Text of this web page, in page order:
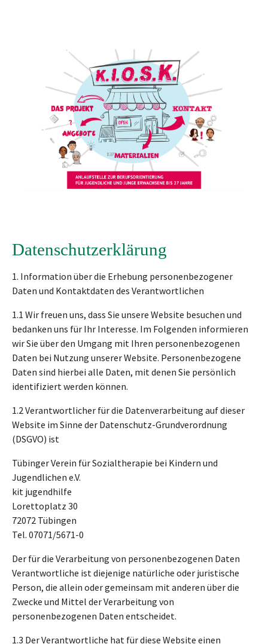
Datenschutzerklärung
1. Information über die Erhebung personenbezogener
Daten und Kontaktdaten des Verantwortlichen
1.1 Wir freuen uns, dass Sie unsere Website besuchen und
bedanken uns für Ihr Interesse. Im Folgenden informieren
wir Sie über den Umgang mit Ihren personenbezogenen
Daten bei Nutzung unserer Website. Personenbezogene
Daten sind hierbei alle Daten, mit denen Sie persönlich
identifiziert werden können.
1.2 Verantwortlicher für die Datenverarbeitung auf dieser
Website im Sinne der Datenschutz-Grundverordnung
(DSGVO) ist
Tübinger Verein für Sozialtherapie bei Kindern und
Jugendlichen e.V.
kit jugendhilfe
Lorettoplatz 30
72072 Tübingen
Tel. 07071/5671-0
Der für die Verarbeitung von personenbezogenen Daten
Verantwortliche ist diejenige natürliche oder juristische
Person, die allein oder gemeinsam mit anderen über die
Zwecke und Mittel der Verarbeitung von
personenbezogenen Daten entscheidet.
1.3 Der Verantwortliche hat für diese Website einen